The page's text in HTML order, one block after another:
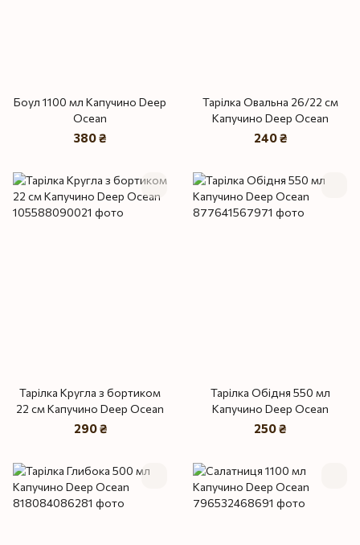
Боул 1100 мл Капучино Deep
Ocean
380 ₴
Тарілка Овальна 26/22 см
Капучино Deep Ocean
240 ₴
Тарілка Кругла з бортиком
22 см Капучино Deep Ocean
290 ₴
Тарілка Обідня 550 мл
Капучино Deep Ocean
250 ₴